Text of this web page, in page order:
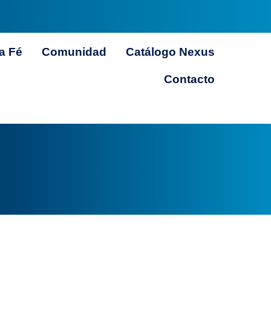
Fé Comunidad Catálogo Nexus
Contacto